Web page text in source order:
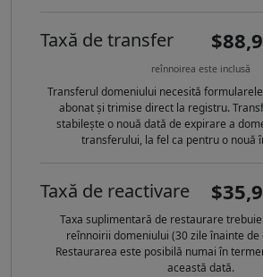
Taxă de transfer
reînnoirea este inclusă
Transferul domeniului necesită
abonat și trimise direct la registru.
stabilește o nouă dată de expirare a
transferului, la fel ca pentru o nouă
Taxă de reactivare
Taxa suplimentară de restaurare
reînnoirii domeniului (30 zile înainte
Restaurarea este posibilă numai în
această dată.